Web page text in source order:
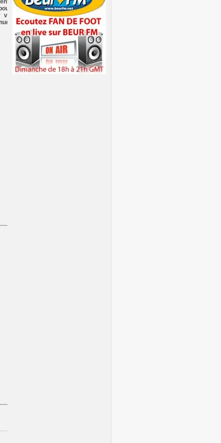
à
> LDC: Le MCA se qualifie pour
le 2è tour
But de YACINE BRAHIMI
(VIDEO)
YACINE BRAHIMI (buteur)
s'est retrouvé
>OMAR BENZERGA (FC
Nantes) Interview
>CHAN 2011:SOUDANI le bien
nommé
>CHAN11:OUG 0-2 ALG, la TV